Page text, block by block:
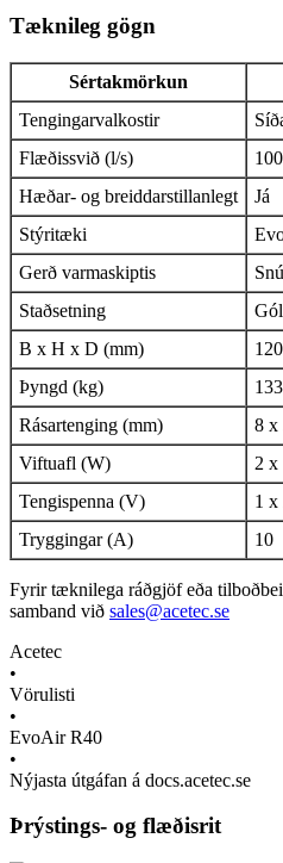
Tæknileg gögn
Sértakmörkun
Tengingarvalkostir
Flæðissvið (l/s)
Hæðar- og breiddarstillanlegt
Já
Stýritæki
Gerð varmaskiptis
Staðsetning
B x H x D (mm)
Þyngd (kg)
133
Rásartenging (mm)
8 x
Viftuafl (W)
2 x
Tengispenna (V)
1 x
Tryggingar (A)
10
Fyrir tæknilega ráðgjöf eða
samband við sales@acetec.se
Acetec
•
Vörulisti
•
EvoAir R40
•
Nýjasta útgáfan á docs.acetec.se
Þrýstings- og flæðisrit